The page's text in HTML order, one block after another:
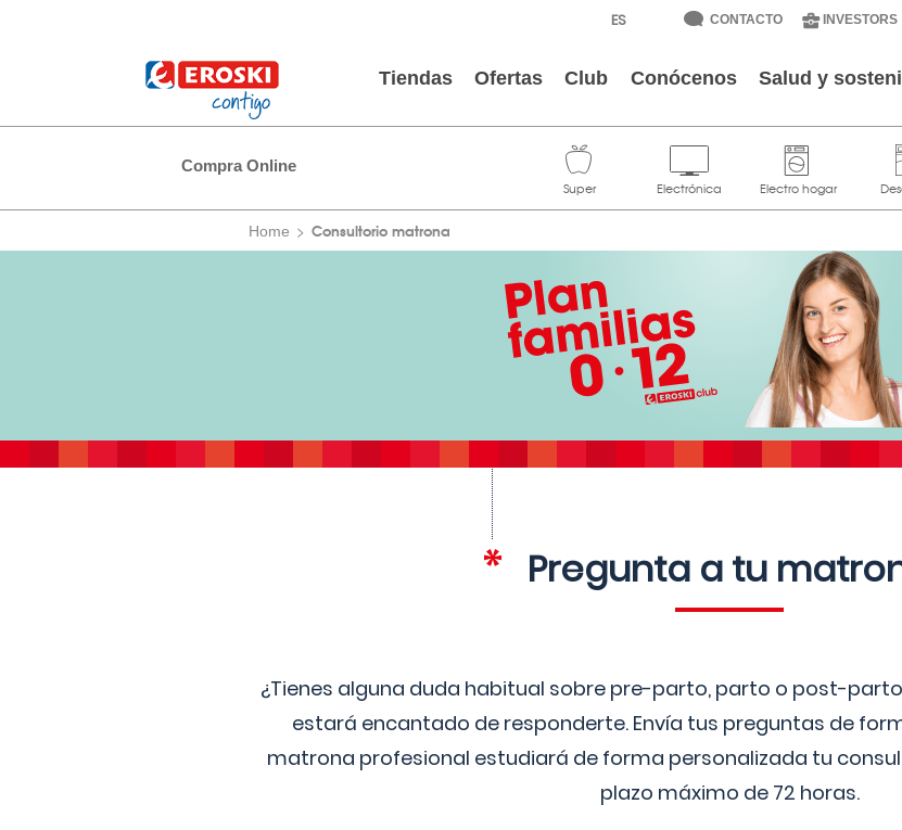
CONTACTO INVESTORS
Tiendas Ofertas Club Conócenos Salud y
Compra Online
Home Consultorio matrona
Pregunta a tu
¿Tienes alguna duda habitual sobre pre-parto, parto o post-
estará encantado de responderte. Envía tus preguntas de
matrona profesional estudiará de forma personalizada tu
plazo máximo de 72 horas.